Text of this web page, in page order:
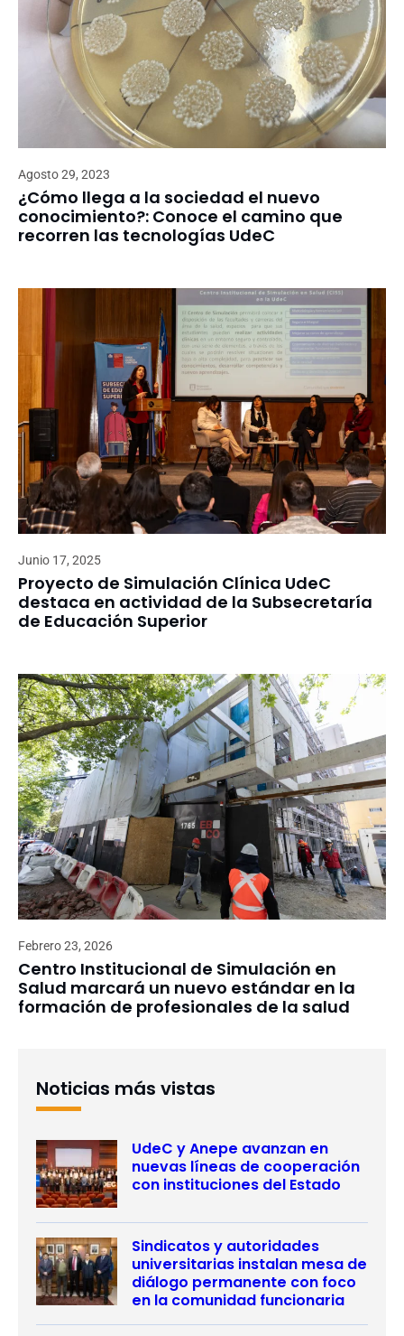
Agosto 29, 2023
¿Cómo llega a la sociedad el nuevo
conocimiento?: Conoce el camino que
recorren las tecnologías UdeC
Junio 17, 2025
Proyecto de Simulación Clínica UdeC
destaca en actividad de la Subsecretaría
de Educación Superior
Febrero 23, 2026
Centro Institucional de Simulación en
Salud marcará un nuevo estándar en la
formación de profesionales de la salud
Noticias más vistas
UdeC y Anepe avanzan en
nuevas líneas de cooperación
con instituciones del Estado
Sindicatos y autoridades
universitarias instalan mesa de
diálogo permanente con foco
en la comunidad funcionaria